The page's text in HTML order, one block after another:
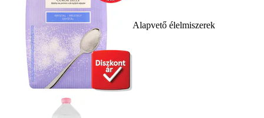
Alapvető élelmiszerek